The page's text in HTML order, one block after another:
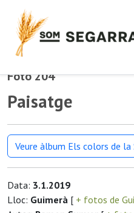
Foto 204
Paisatge
Veure àlbum Els colors de la
Data: 3.1.2019
Lloc: Guimerà [ + fotos de